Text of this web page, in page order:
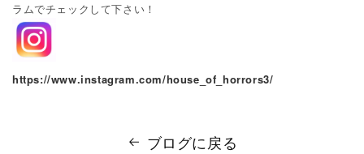
ラムでチェックして下さい！
https://www.instagram.com/house_of_horrors3/
ブログに戻る